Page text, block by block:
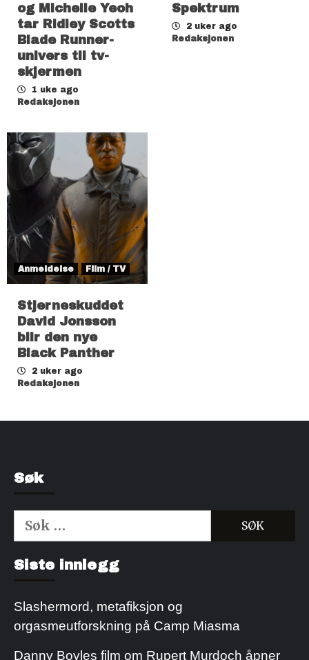
og Michelle Yeoh
tar Ridley Scotts
Blade Runner-
univers til tv-
skjermen
1 uke ago
Redaksjonen
Spektrum
2 uker ago
Redaksjonen
Anmeldelse Film / TV
Stjerneskuddet
David Jonsson
blir den nye
Black Panther
2 uker ago
Redaksjonen
Søk
Søk
etter:
Siste innlegg
Slashermord, metafiksjon og
orgasmeutforskning på Camp Miasma
Danny Boyles film om Rupert Murdoch åpner